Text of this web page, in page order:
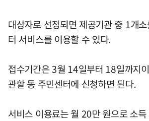
대상자로 선정되면 제공기관 중 1개
터 서비스를 이용할 수 있다.
접수기간은 3월 14일부터 18일까지
관할 동 주민센터에 신청하면 된다.
서비스 이용료는 월 20만 원으로 소